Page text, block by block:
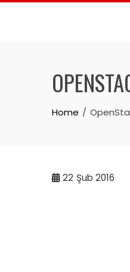
Skip
Home
22 Şub 2016